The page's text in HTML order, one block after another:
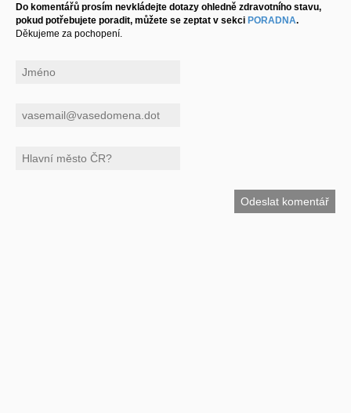
Do komentářů prosím nevkládejte dotazy ohledně zdravotního stavu,
pokud potřebujete poradit, můžete se zeptat v sekci PORADNA.
Děkujeme za pochopení.